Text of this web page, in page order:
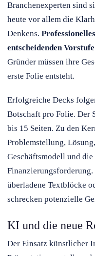
Branchenexperten sind
heute vor allem die
Denkens.
entscheidenden
Gründer müssen ihre
erste Folie entsteht.
Erfolgreiche Decks
Botschaft pro Folie. Der
bis 15 Seiten. Zu den
Problemstellung,
Geschäftsmodell und
überladene Textblöcke
schrecken potenzielle
KI und die neue
Der Einsatz künstlicher